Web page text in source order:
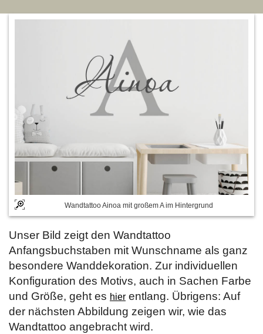
Wandtattoo Ainoa mit großem A im Hintergrund
Unser Bild zeigt den Wandtattoo
Anfangsbuchstaben mit Wunschname als ganz
besondere Wanddekoration. Zur individuellen
Konfiguration des Motivs, auch in Sachen Farbe
und Größe, geht es hier entlang. Übrigens: Auf
der nächsten Abbildung zeigen wir, wie das
Wandtattoo angebracht wird.